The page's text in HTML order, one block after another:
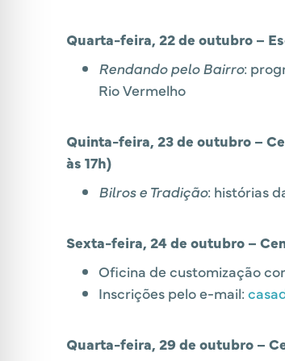
Quarta-feira, 22 de outubro –
Rendando pelo Bairro:
Rio Vermelho
Quinta-feira, 23 de outubro –
às 17h)
Bilros e Tradição: histórias
Sexta-feira, 24 de outubro –
Oficina de customização
Inscrições pelo e-mail:
Quarta-feira, 29 de outubro –